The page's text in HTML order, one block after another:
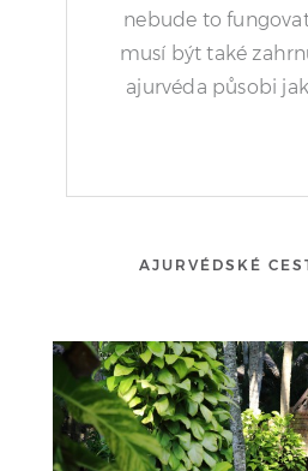
nebude to
musí být také
ajurvéda působi
AJURVÉDSKÉ